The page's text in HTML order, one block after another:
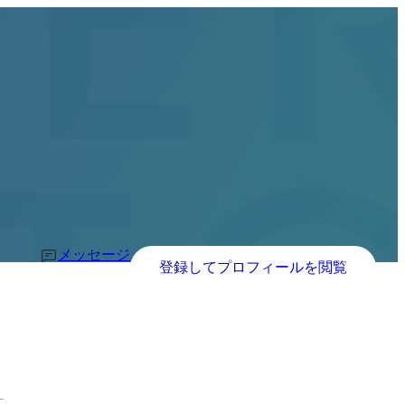
メッセージ
登録してプロフィールを閲覧